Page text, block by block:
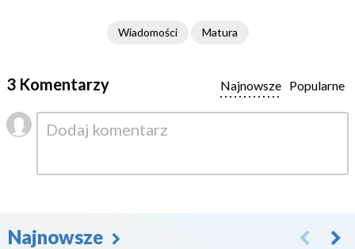
Wiadomości Matura
3 Komentarzy Popularne
Najnowsze
Najnowsze